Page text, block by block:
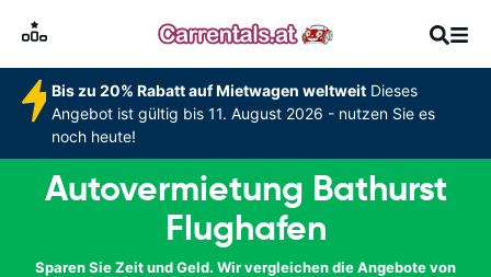
Bis zu 20% Rabatt auf Mietwagen weltweitDieses
Angebot ist gültig bis 11. August 2026 - nutzen Sie es
noch heute!
Autovermietung Bathurst
Flughafen
Sparen Sie Zeit und Geld. Wir vergleichen die Angebote von